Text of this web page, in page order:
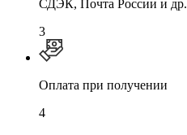
СДЭК, Почта России и др.
3
Оплата при получении
4